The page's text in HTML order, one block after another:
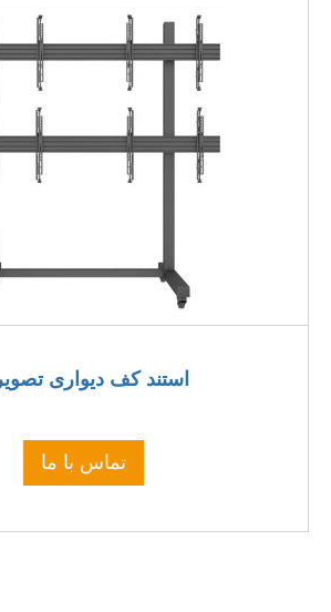
استند کف دیواری
تماس با ما